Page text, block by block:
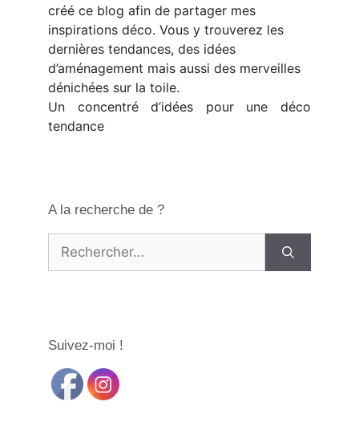
créé ce blog afin de partager mes
inspirations déco. Vous y trouverez les
dernières tendances, des idées
d’aménagement mais aussi des merveilles
dénichées sur la toile.
Un concentré d’idées pour une déco
tendance
A la recherche de ?
Rechercher :
Suivez-moi !